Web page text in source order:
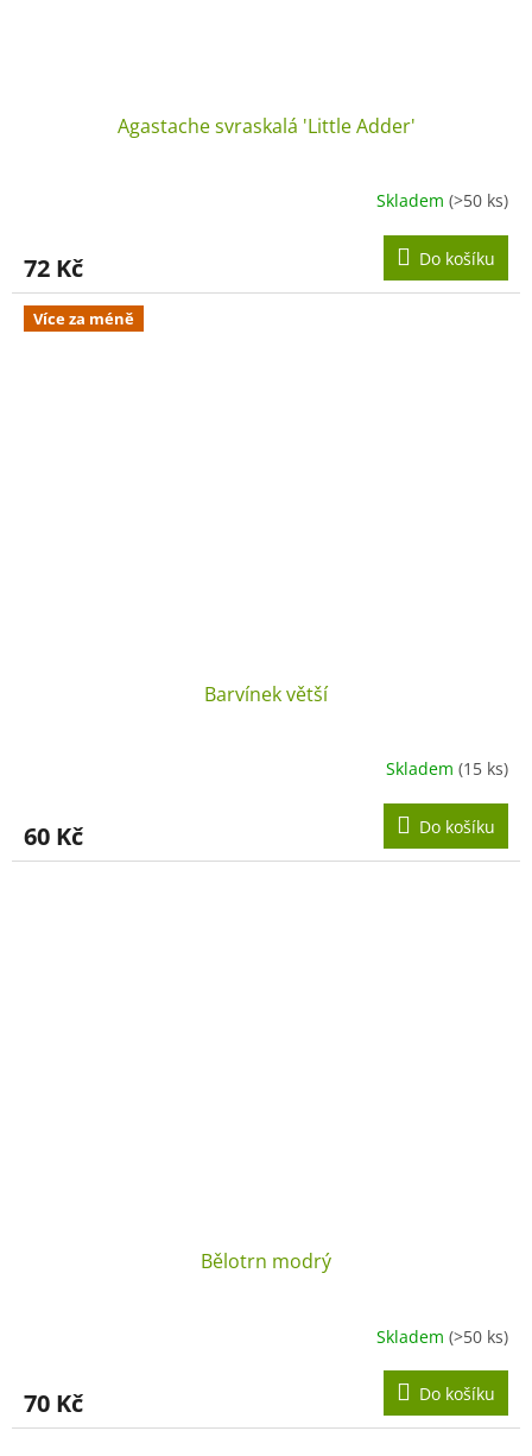
Agastache svraskalá 'Little Adder'
Skladem (>50 ks)
72 Kč Do košíku
Více za méně
Barvínek větší
Skladem (15 ks)
60 Kč Do košíku
Bělotrn modrý
Skladem (>50 ks)
70 Kč Do košíku